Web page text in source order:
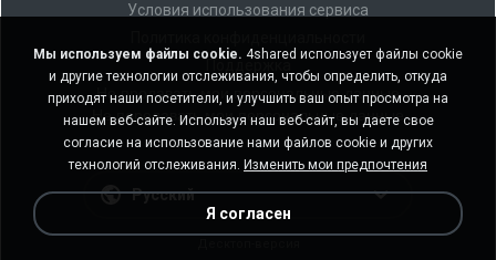
Условия использования сервиса
Не продавать мои персональные данные
Не передавать мои персональные данные
Русский
Мы используем файлы cookie. 4shared использует файлы cookie
и другие технологии отслеживания, чтобы определить, откуда
приходят наши посетители, и улучшить ваш опыт просмотра на
нашем веб-сайте. Используя наш веб-сайт, вы даете свое
согласие на использование нами файлов cookie и других
технологий отслеживания. Изменить мои предпочтения
Я согласен